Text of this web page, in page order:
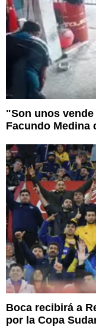
"Son unos
Facundo Medina
Boca recibirá a
por la Copa